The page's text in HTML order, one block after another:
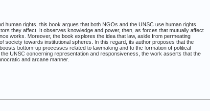
human rights, this book argues that both NGOs and the UNSC use human rights
they affect. It observes knowledge and power, then, as forces that mutually affect
works. Moreover, the book explores the idea that law, aside from permeating
society towards institutional spheres. In this regard, its author proposes that the
bottom-up processes related to lawmaking and to the formation of political
UNSC concerning representation and responsiveness, the work asserts that the
and arcane manner.